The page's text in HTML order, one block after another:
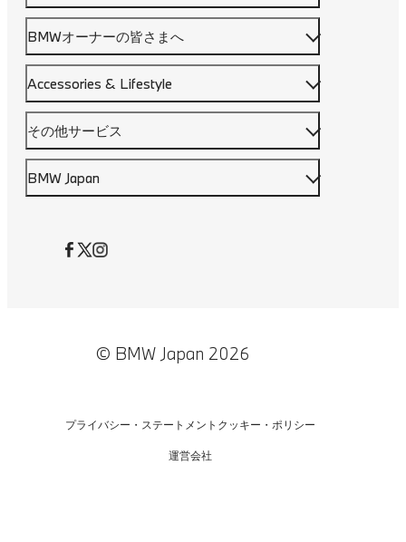
BMWオーナーの皆さまへ
Accessories & Lifestyle
その他サービス
BMW Japan
© BMW Japan 2026
プライバシー・ステートメント クッキー・ポリシー
運営会社